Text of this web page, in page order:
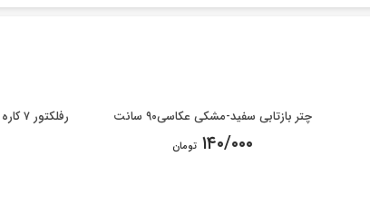
چتر بازتابی سفید-مشکی عکاسی۹۰ سانت
۱۴۰/۰۰۰ تومان
رفلکتور ۷ کاره ۱۵۰ سانتی دسته دار دریم لایت